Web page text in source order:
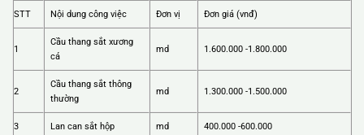
STT Nội dung công việc Đơn vị Đơn giá (vnđ)
1
Cầu thang sắt xương
cá
md 1.600.000 -1.800.000
2
Cầu thang sắt thông
thường
md 1.300.000 -1.500.000
3 Lan can sắt hộp md 400.000 -600.000